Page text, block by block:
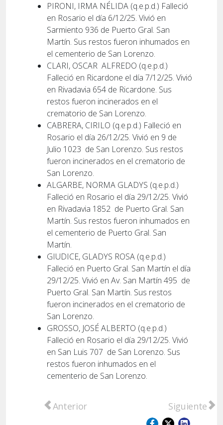
PIRONI, IRMA NÉLIDA (q.e.p.d.) Falleció
en Rosario el día 6/12/25. Vivió en
Sarmiento 936 de Puerto Gral. San
Martín. Sus restos fueron inhumados en
el cementerio de San Lorenzo.
CLARI, OSCAR ALFREDO (q.e.p.d.)
Falleció en Ricardone el día 7/12/25. Vivió
en Rivadavia 654 de Ricardone. Sus
restos fueron incinerados en el
crematorio de San Lorenzo.
CABRERA, CIRILO (q.e.p.d.) Falleció en
Rosario el día 26/12/25. Vivió en 9 de
Julio 1023 de San Lorenzo. Sus restos
fueron incinerados en el crematorio de
San Lorenzo.
ALGARBE, NORMA GLADYS (q.e.p.d.)
Falleció en Rosario el día 29/12/25. Vivió
en Rivadavia 1852 de Puerto Gral. San
Martín. Sus restos fueron inhumados en
el cementerio de Puerto Gral. San
Martín.
GIUDICE, GLADYS ROSA (q.e.p.d.)
Falleció en Puerto Gral. San Martín el día
29/12/25. Vivió en Av. San Martín 495 de
Puerto Gral. San Martín. Sus restos
fueron incinerados en el crematorio de
San Lorenzo.
GROSSO, JOSÉ ALBERTO (q.e.p.d.)
Falleció en Rosario el día 29/12/25. Vivió
en San Luis 707 de San Lorenzo. Sus
restos fueron inhumados en el
cementerio de San Lorenzo.
Artículo anterior: SERVICIOS CARAMUTO –
Anterior Artículo
Siguiente